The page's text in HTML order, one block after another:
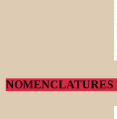
NOMENCLATURES